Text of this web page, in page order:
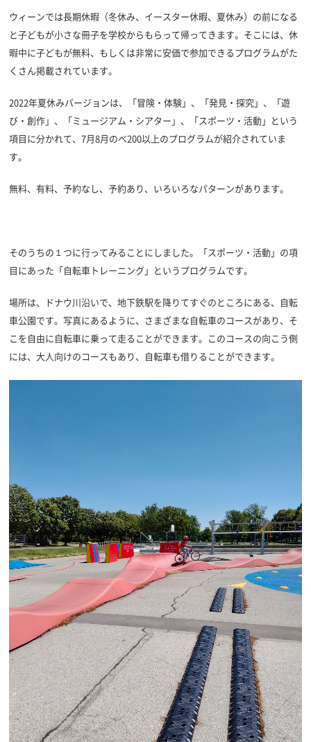
ウィーンでは長期休暇（冬休み、イースター休暇、夏休み）の前になる
と子どもが小さな冊子を学校からもらって帰ってきます。そこには、休
暇中に子どもが無料、もしくは非常に安価で参加できるプログラムがた
くさん掲載されています。
2022年夏休みバージョンは、「冒険・体験」、「発見・探究」、「遊
び・創作」、「ミュージアム・シアター」、「スポーツ・活動」という
項目に分かれて、7月8月のべ200以上のプログラムが紹介されていま
す。
無料、有料、予約なし、予約あり、いろいろなパターンがあります。
そのうちの１つに行ってみることにしました。「スポーツ・活動」の項
目にあった「自転車トレーニング」というプログラムです。
場所は、ドナウ川沿いで、地下鉄駅を降りてすぐのところにある、自転
車公園です。写真にあるように、さまざまな自転車のコースがあり、そ
こを自由に自転車に乗って走ることができます。このコースの向こう側
には、大人向けのコースもあり、自転車も借りることができます。